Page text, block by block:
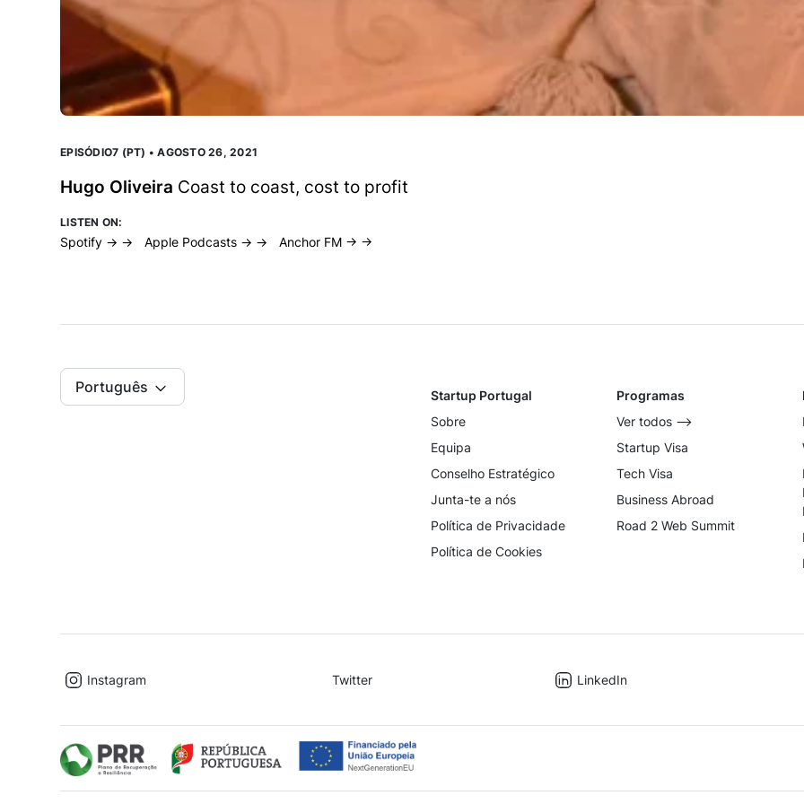
EPISÓDIO7 (PT) • AGOSTO 26, 2021
Hugo Oliveira Coast to coast, cost to profit
LISTEN ON:
Spotify → → Apple Podcasts → → Anchor FM → →
Português
Startup Portugal
Sobre
Equipa
Conselho Estratégico
Junta-te a nós
Política de Privacidade
Política de Cookies
Programas
Ver todos ⟶
Startup Visa
Tech Visa
Business Abroad
Road 2 Web Summit
Instagram Twitter LinkedIn